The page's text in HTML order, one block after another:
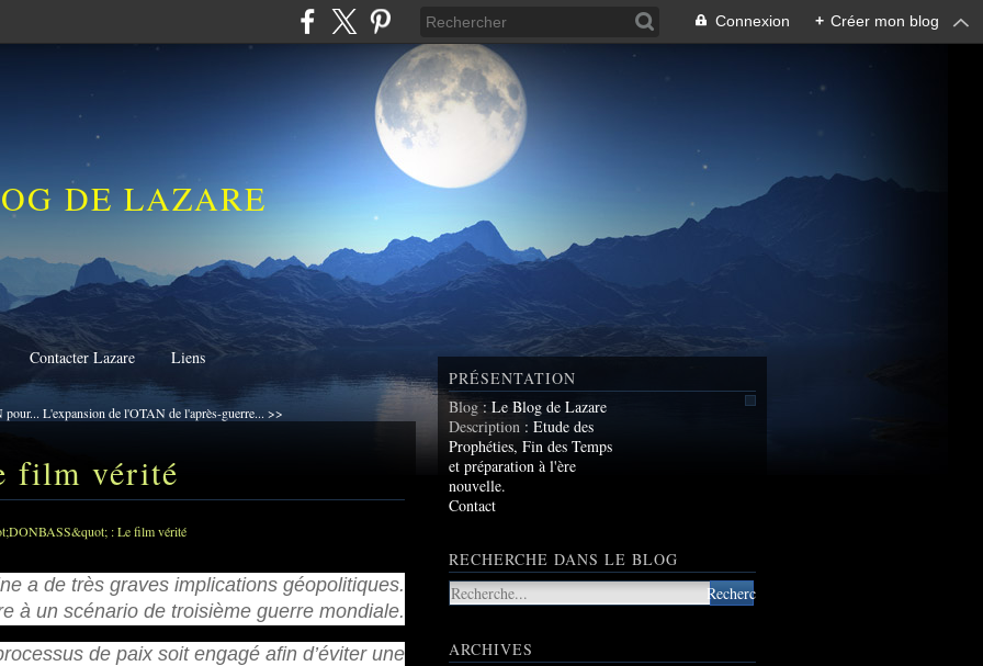
Connexion + Créer mon blog
DE LAZARE
Contacter Lazare Liens
pour... L'expansion de l'OTAN de l'après-guerre... >>
film vérité
a de très graves implications géopolitiques.
à un scénario de troisième guerre mondiale.
de paix soit engagé afin d’éviter une
PRÉSENTATION
Blog : Le Blog de Lazare
Description : Etude des
Prophéties, Fin des Temps
et préparation à l'ère
nouvelle.
Contact
RECHERCHE DANS LE BLOG
ARCHIVES